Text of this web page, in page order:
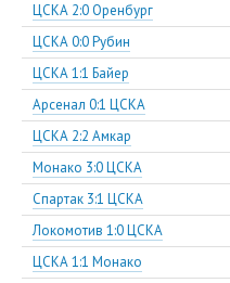
ЦСКА 2:0 Оренбург
ЦСКА 0:0 Рубин
ЦСКА 1:1 Байер
Арсенал 0:1 ЦСКА
ЦСКА 2:2 Амкар
Монако 3:0 ЦСКА
Спартак 3:1 ЦСКА
Локомотив 1:0 ЦСКА
ЦСКА 1:1 Монако